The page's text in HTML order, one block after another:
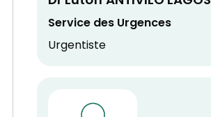
Service des Urgences
Urgentiste